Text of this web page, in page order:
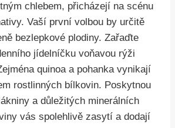
chlebem, přicházejí na scénu
Vaší první volbou by určitě
bezlepkové plodiny. Zařaďte
jídelníčku voňavou rýži
quinoa a pohanka vynikají
rostlinných bílkovin. Poskytnou
a důležitých minerálních
vás spolehlivě zasytí a dodají